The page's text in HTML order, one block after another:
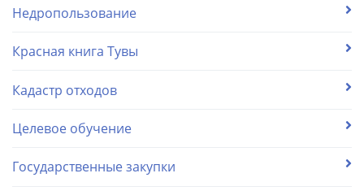
Недропользование
Красная книга Тувы
Кадастр отходов
Целевое обучение
Государственные закупки